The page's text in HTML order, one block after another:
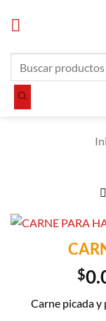
productos
$
Carne picada y